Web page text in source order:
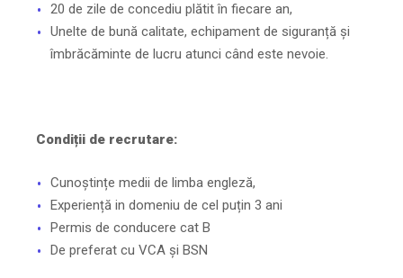
20 de zile de concediu plătit în fiecare an,
Unelte de bună calitate, echipament de siguranță și
îmbrăcăminte de lucru atunci când este nevoie.
Condiții de recrutare:
Cunoștințe medii de limba engleză,
Experiență in domeniu de cel puțin 3 ani
Permis de conducere cat B
De preferat cu VCA și BSN